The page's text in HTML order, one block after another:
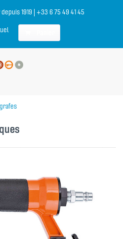
1919 | +33 6 75 49 41 45